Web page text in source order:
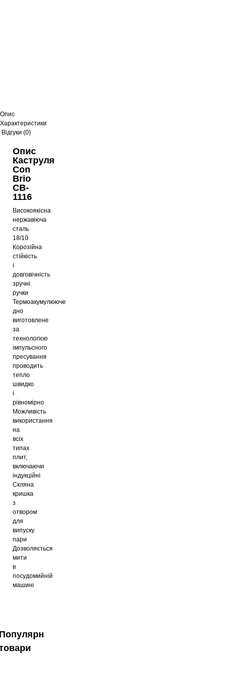
Опис
Характеристики
Відгуки (0)
Опис
Каструля
Con
Brio
CB-
1116
Високоякісна
нержавіюча
сталь
18/10
Корозійна
стійкість
і
довговічність
зручні
ручки
Термоакумулююче
дно
виготовлене
за
технологією
імпульсного
пресування
проводить
тепло
швидко
і
рівномірно
Можливість
використання
на
всіх
типах
плит,
включаючи
індукційні
Скляна
кришка
з
отвором
для
випуску
пари
Дозволяється
мити
в
посудомийній
машині